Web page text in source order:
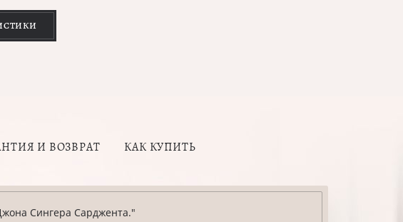
И ВОЗВРАТ КАК КУПИТЬ
Сингера Сарджента."